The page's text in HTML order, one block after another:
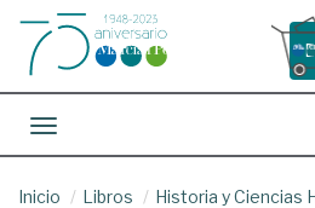
Toggle navigation
Inicio Libros Historia y Ciencias